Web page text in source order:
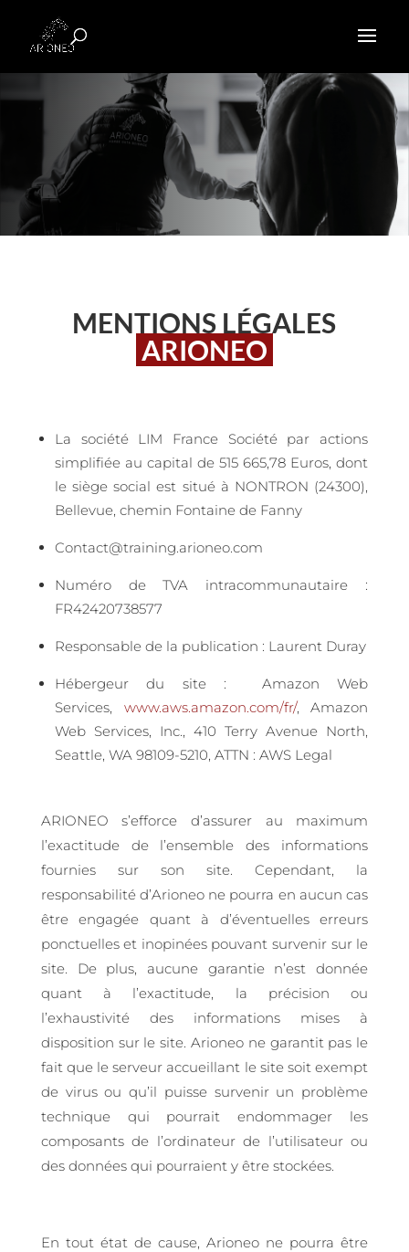
MENTIONS LÉGALES
ARIONEO
La société LIM France Société par actions
simplifiée au capital de 515 665,78 Euros, dont
le siège social est situé à NONTRON (24300),
Bellevue, chemin Fontaine de Fanny
Contact@training.arioneo.com
Numéro de TVA intracommunautaire :
FR42420738577
Responsable de la publication : Laurent Duray
Hébergeur du site : Amazon Web
Services,
www.aws.amazon.com/fr/, Amazon
Web Services, Inc., 410 Terry Avenue North,
Seattle, WA 98109-5210, ATTN : AWS Legal
ARIONEO s’efforce d’assurer au maximum
l’exactitude de l’ensemble des informations
fournies sur son site. Cependant, la
responsabilité d’Arioneo ne pourra en aucun cas
être engagée quant à d’éventuelles erreurs
ponctuelles et inopinées pouvant survenir sur le
site. De plus, aucune garantie n’est donnée
quant à l’exactitude, la précision ou
l’exhaustivité des informations mises à
disposition sur le site. Arioneo ne garantit pas le
fait que le serveur accueillant le site soit exempt
de virus ou qu’il puisse survenir un problème
technique qui pourrait endommager les
composants de l’ordinateur de l’utilisateur ou
des données qui pourraient y être stockées.
En tout état de cause, Arioneo ne pourra être